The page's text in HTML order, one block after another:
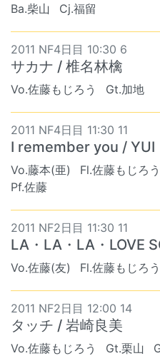
Ba.柴山
Cj.福留
2011 NF4日目 10:30 6
サカナ / 椎名林檎
Vo.佐藤もじろう Gt.加地
2011 NF4日目 11:30 11
I remember you / YUI
Vo.藤本(亜) Fl.佐藤もじろう
Pf.佐藤
2011 NF2日目 11:30 11
LA・LA・LA・LOVE
Vo.佐藤(友) Fl.佐藤もじろう
2011 NF2日目 12:00 14
タッチ / 岩崎良美
Vo.佐藤もじろう Gt.栗山